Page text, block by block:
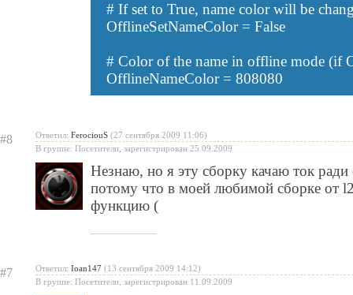
# If set to True, name color will be
OfflineSetNameColor = False
# Color of the name in offline mode (if
OfflineNameColor = 808080
#8 Ответил: FerociouS (27 сентября 2009 11:06)
В группе: Посетители, зарегистрирован 25.09.2009
Незнаю, но я эту сборку качаю ток
потому что в моей любимой сборке от
функцию (
#7 Ответил: Ioan147 (13 сентября 2009 14:12)
В группе: Посетители, зарегистрирован 11.09.2009